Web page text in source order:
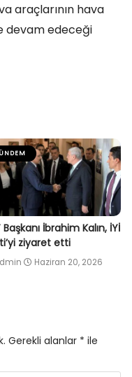
araçlarının hava
devam edeceği
Başkanı İbrahim Kalın, İYİ
ziyaret etti
Haziran 20, 2026
Gerekli alanlar * ile